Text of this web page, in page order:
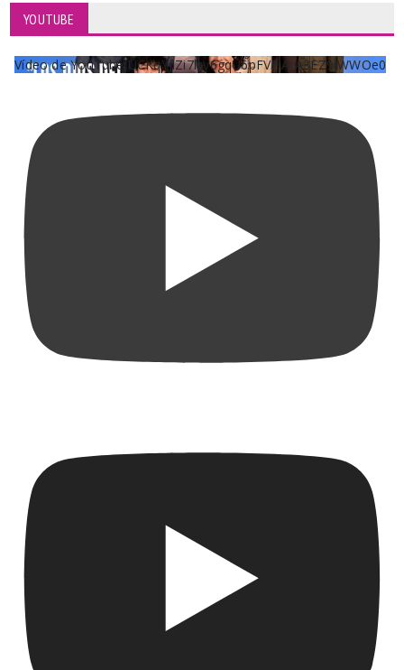
YOUTUBE
Vídeo de YouTube UCKqYjiZi7lzy6gqU6pFVFiA_A3EZ9JWWOe0